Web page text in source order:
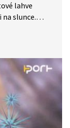
lahve
slunce.